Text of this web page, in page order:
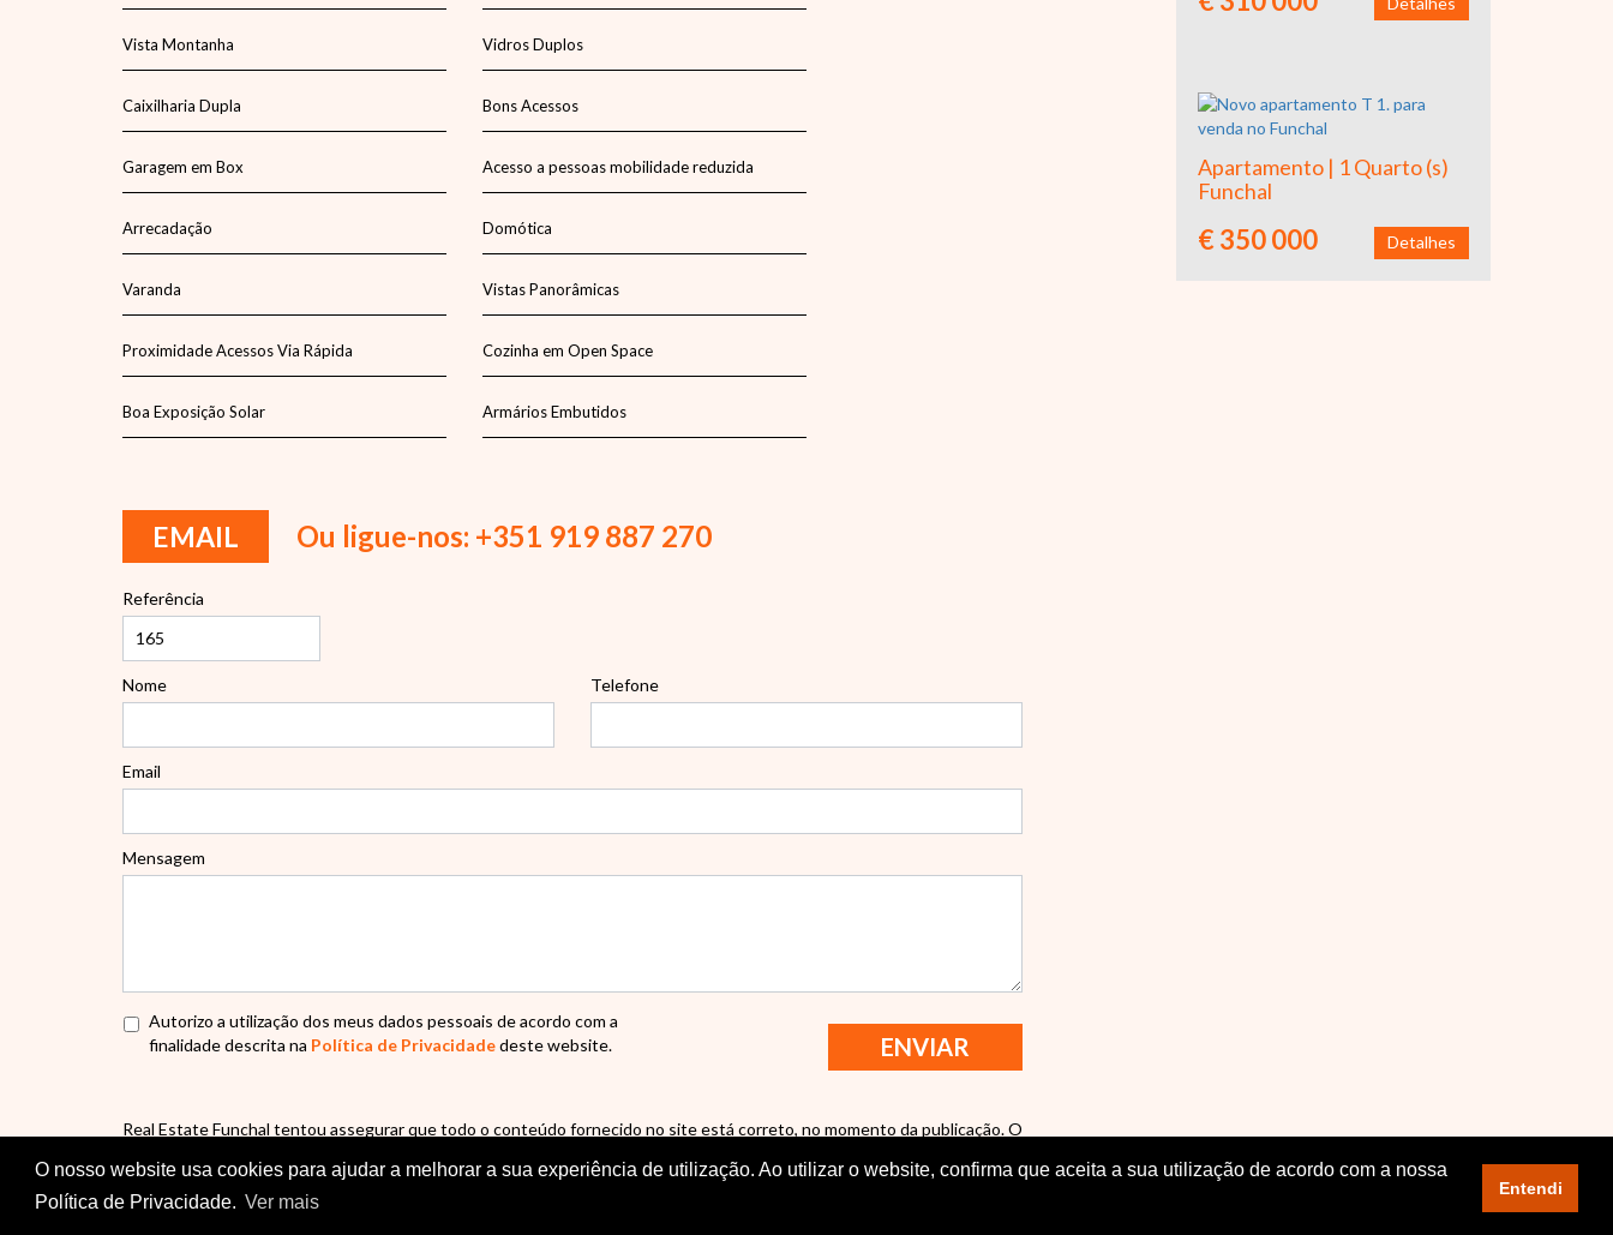
O nosso website usa cookies para ajudar a melhorar a sua experiência de utilização. Ao utilizar o website, confirma que aceita a sua utilização de acordo com a nossa
Política de Privacidade. Ver mais
Entendi
Vista Montanha Vidros Duplos
Caixilharia Dupla Bons Acessos
Garagem em Box Acesso a pessoas mobilidade reduzida
Arrecadação Domótica
Varanda Vistas Panorâmicas
Proximidade Acessos Via Rápida Cozinha em Open Space
Boa Exposição Solar Armários Embutidos
EMAIL Ou ligue-nos: +351 919 887 270
Referência
Nome Telefone
Email
Mensagem
Autorizo a utilização dos meus dados pessoais de acordo com a
finalidade descrita na Política de Privacidadedeste website.
Real Estate Funchal tentou assegurar que todo o conteúdo fornecido no site está correto, no momento da publicação. O
ou em nome do Real Estate Funchal por quaisquer erros, omissões ou enganoso conteúdo no site.
Apartamento | 1 Quarto (s)
Funchal
Detalhes
€ 350 000